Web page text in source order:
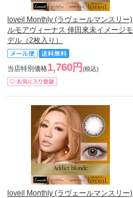
loveil Monthly (ラヴェールマンスリー)
ルモアヴィーナス 倖田來未イメージモ
デル（2枚入り）
当店特別価格1,760円 (税込)
loveil Monthly (ラヴェールマンスリー)